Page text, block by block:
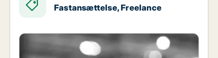
Fastansættelse, Freelance